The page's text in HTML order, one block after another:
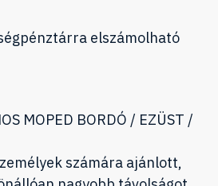
elszámolható
MOPED BORDÓ / EZÜST /
számára ajánlott,